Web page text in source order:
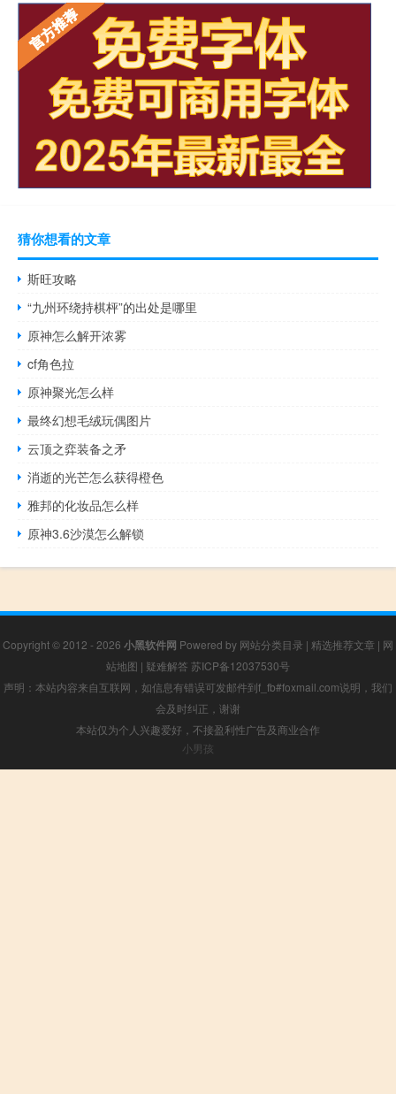
猜你想看的文章
斯旺攻略
“九州环绕持棋枰”的出处是哪里
原神怎么解开浓雾
cf角色拉
原神聚光怎么样
最终幻想毛绒玩偶图片
云顶之弈装备之矛
消逝的光芒怎么获得橙色
雅邦的化妆品怎么样
原神3.6沙漠怎么解锁
Copyright © 2012 - 2026 小黑软件网 Powered by 网站分类目录 | 精选推荐文章 | 网
站地图 | 疑难解答 苏ICP备12037530号
声明：本站内容来自互联网，如信息有错误可发邮件到f_fb#foxmail.com说明，我们
会及时纠正，谢谢
本站仅为个人兴趣爱好，不接盈利性广告及商业合作
小男孩